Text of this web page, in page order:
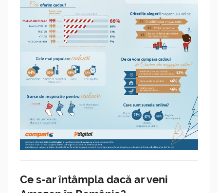
Ce s-ar întâmpla dacă ar veni